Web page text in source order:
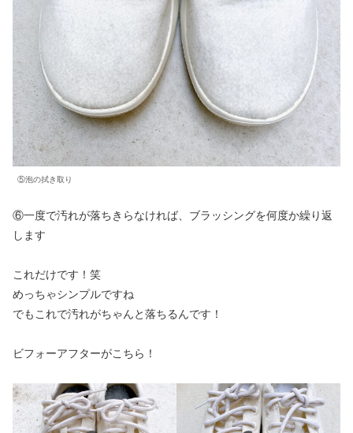
⑤泡の拭き取り
⑥一度で汚れが落ちきらなければ、ブラッシングを何度か繰り返
します
これだけです！笑
めっちゃシンプルですね
でもこれで汚れがちゃんと落ちるんです！
ビフォーアフターがこちら！